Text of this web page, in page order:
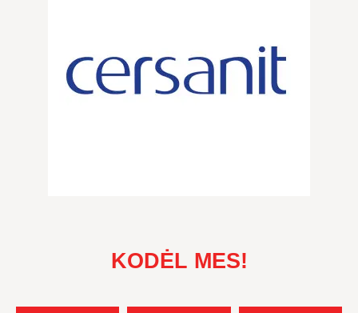
KODĖL MES!